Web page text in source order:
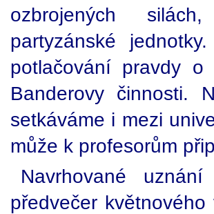
ozbrojených
partyzánské
potlačování pravdy
Banderovy činnosti.
setkáváme i mezi
může k profesorům
Navrhované
předvečer